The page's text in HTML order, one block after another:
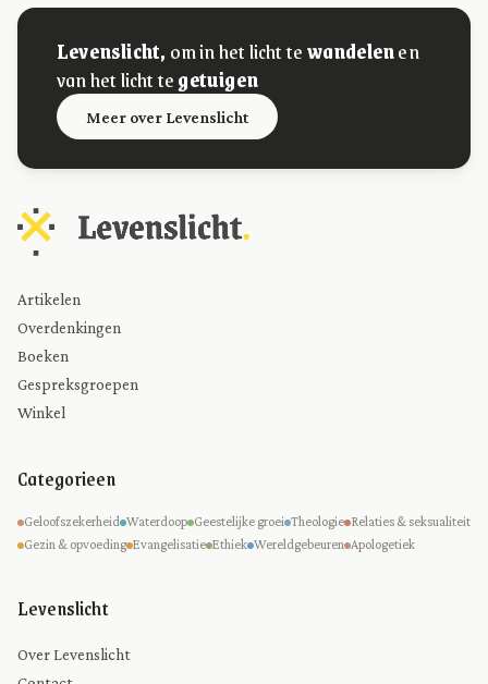
Levenslicht, om in het licht tewandelenen
van het licht tegetuigen
Meer over Levenslicht
Artikelen
Overdenkingen
Boeken
Gespreksgroepen
Winkel
Categorieen
Geloofszekerheid Waterdoop Geestelijke groei Theologie Relaties & seksualiteit
Gezin & opvoeding Evangelisatie Ethiek Wereldgebeuren Apologetiek
Levenslicht
Over Levenslicht